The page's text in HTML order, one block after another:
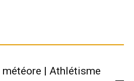
météore | Athlétisme